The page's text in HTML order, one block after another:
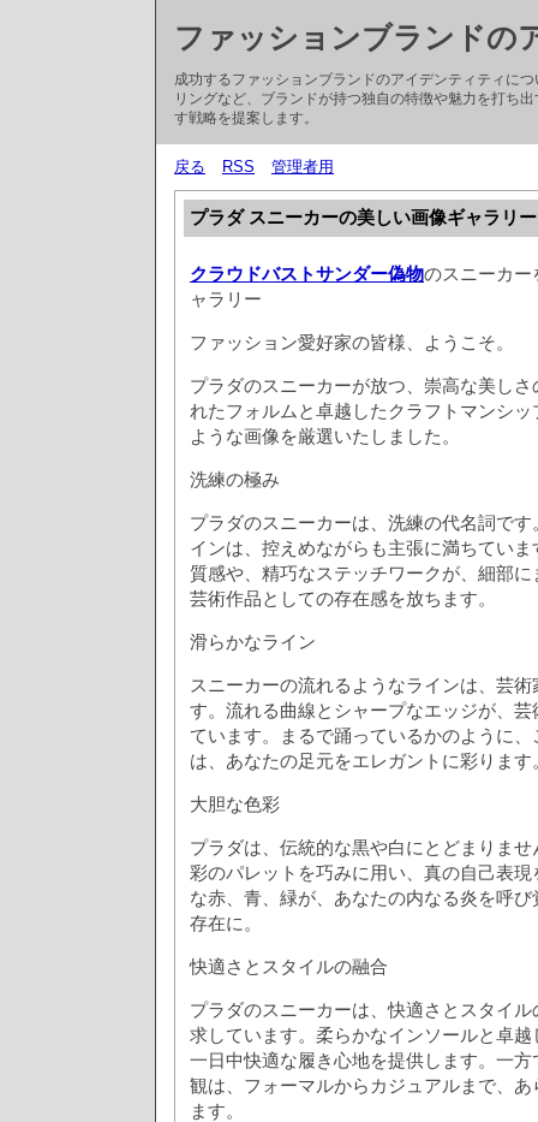
ファッションブランドの
成功するファッションブランドのアイデンティティに
リングなど、ブランドが持つ独自の特徴や魅力を打ち
す戦略を提案します。
戻る RSS 管理者用
プラダ スニーカーの美しい画像ギャラリー
クラウドバストサンダー偽物のスニーカー
ャラリー
ファッション愛好家の皆様、ようこそ。
プラダのスニーカーが放つ、崇高な美し
れたフォルムと卓越したクラフトマンシ
ような画像を厳選いたしました。
洗練の極み
プラダのスニーカーは、洗練の代名詞で
インは、控えめながらも主張に満ちてい
質感や、精巧なステッチワークが、細部
芸術作品としての存在感を放ちます。
滑らかなライン
スニーカーの流れるようなラインは、芸
す。流れる曲線とシャープなエッジが、
ています。まるで踊っているかのように
は、あなたの足元をエレガントに彩ります
大胆な色彩
プラダは、伝統的な黒や白にとどまりま
彩のパレットを巧みに用い、真の自己表
な赤、青、緑が、あなたの内なる炎を呼
存在に。
快適さとスタイルの融合
プラダのスニーカーは、快適さとスタイ
求しています。柔らかなインソールと卓
一日中快適な履き心地を提供します。一
観は、フォーマルからカジュアルまで、
ます。